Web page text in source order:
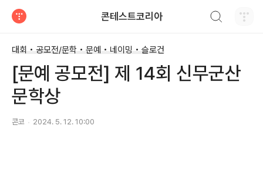
콘테스트코리아
대회 • 공모전/문학 • 문예 • 네이밍 • 슬로건
[문예 공모전] 제 14회 신무군산
문학상
콘코 2024. 5. 12. 10:00